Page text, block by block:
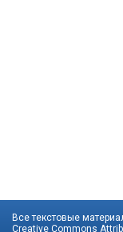
Все текстовые
Creative Commons